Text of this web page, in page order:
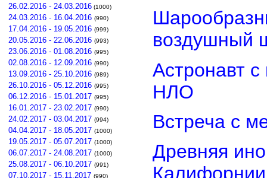
26.02.2016 - 24.03.2016 (1000)
24.03.2016 - 16.04.2016 (990)
17.04.2016 - 19.05.2016 (999)
20.05.2016 - 22.06.2016 (993)
23.06.2016 - 01.08.2016 (995)
02.08.2016 - 12.09.2016 (990)
13.09.2016 - 25.10.2016 (989)
26.10.2016 - 05.12.2016 (995)
06.12.2016 - 15.01.2017 (995)
16.01.2017 - 23.02.2017 (990)
24.02.2017 - 03.04.2017 (994)
04.04.2017 - 18.05.2017 (1000)
19.05.2017 - 05.07.2017 (1000)
06.07.2017 - 24.08.2017 (1000)
25.08.2017 - 06.10.2017 (991)
07.10.2017 - 15.11.2017 (990)
воздушный
Астронавт
НЛО
Встреча с
Древняя
Калифорнии